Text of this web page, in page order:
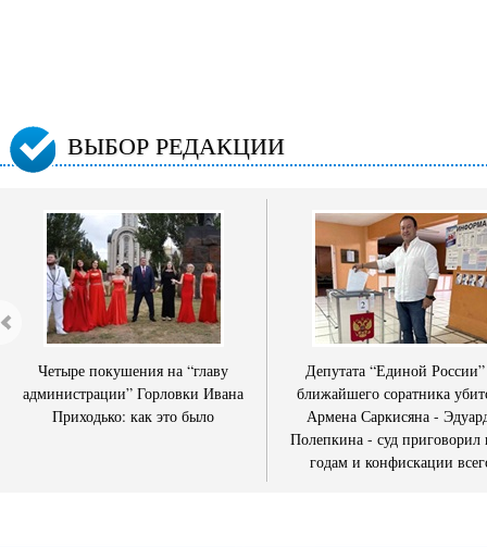
ВЫБОР РЕДАКЦИИ
Четыре покушения на “главу
администрации” Горловки Ивана
Приходько: как это было
Депутата “Единой
ближайшего соратника
Армена Саркисяна -
Полепкина - суд приговорил
годам и конфискации